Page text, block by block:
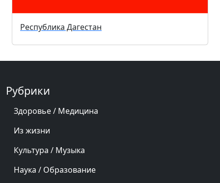
Республика Дагестан
Рубрики
Здоровье / Медицина
Из жизни
Культура / Музыка
Наука / Образование